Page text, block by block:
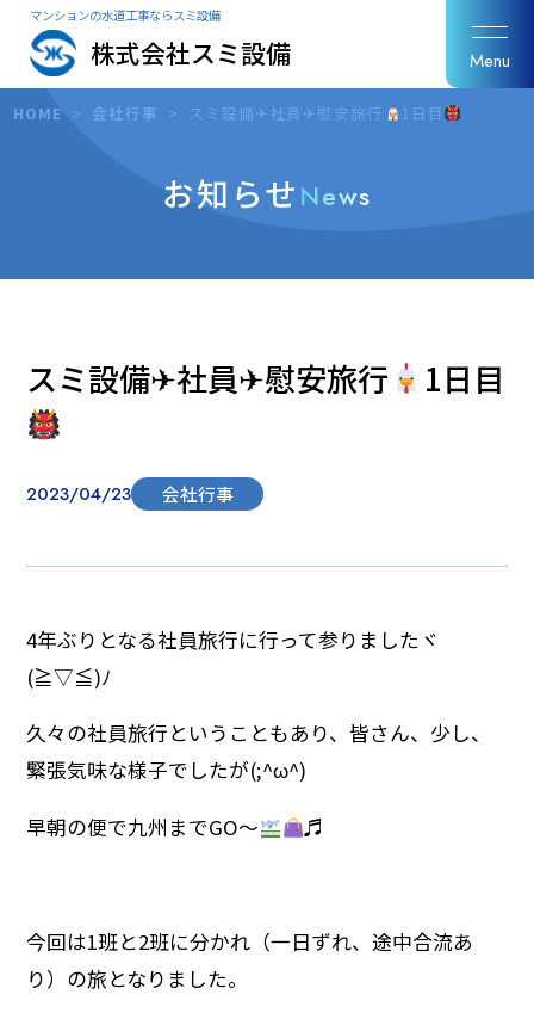
マンションの水道工事ならスミ設備
株式会社スミ設備 Menu
お知らせNews
HOME > 会社行事 > スミ設備✈社員✈慰安旅行 1日目
スミ設備✈社員✈慰安旅行 1日目
2023/04/23 会社行事
4年ぶりとなる社員旅行に行って参りましたヾ
(≧▽≦)ﾉ
久々の社員旅行ということもあり、皆さん、少し、
緊張気味な様子でしたが(;^ω^)
早朝の便で九州までGO～
♬
今回は1班と2班に分かれ（一日ずれ、途中合流あ
り）の旅となりました。